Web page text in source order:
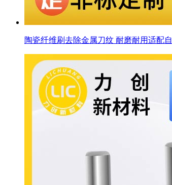
陶瓷纤维刷去除金属刀纹 耐磨耐用适配自